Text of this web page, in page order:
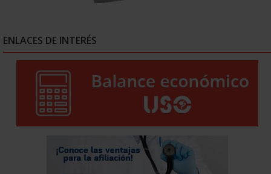
ENLACES DE INTERÉS